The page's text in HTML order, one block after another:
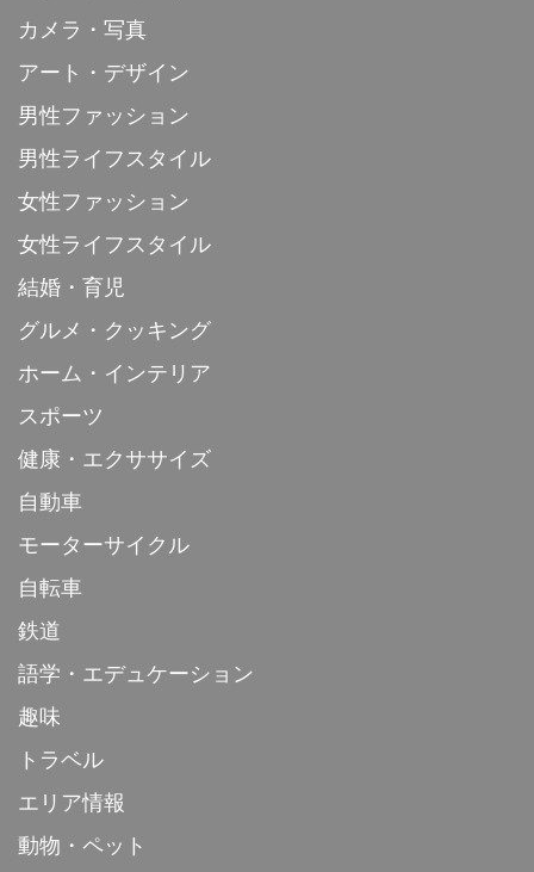
カメラ・写真
アート・デザイン
男性ファッション
男性ライフスタイル
女性ファッション
女性ライフスタイル
結婚・育児
グルメ・クッキング
ホーム・インテリア
スポーツ
健康・エクササイズ
自動車
モーターサイクル
自転車
鉄道
語学・エデュケーション
趣味
トラベル
エリア情報
動物・ペット